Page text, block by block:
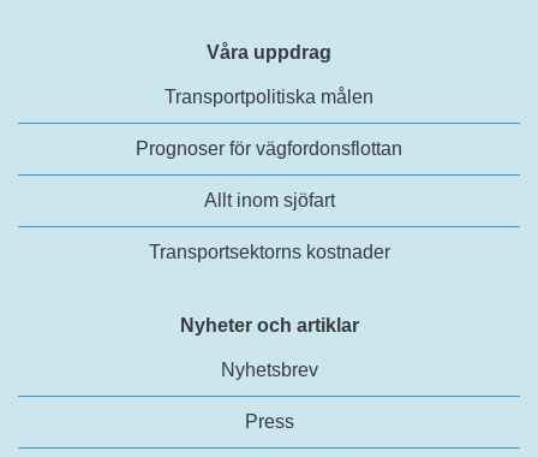
Våra uppdrag
Transportpolitiska målen
Prognoser för vägfordonsflottan
Allt inom sjöfart
Transportsektorns kostnader
Nyheter och artiklar
Nyhetsbrev
Press